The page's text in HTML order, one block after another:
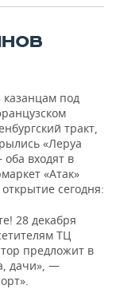
под
тракт,
«Леруа
входят в
«Атак»
сегодня:
28 декабря
ТЦ
предложит в
дачи», —